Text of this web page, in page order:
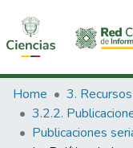
Communities &
All of DSpace
Home